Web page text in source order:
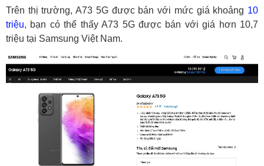
Trên thị trường, A73 5G được bán với mức giá khoảng 10
triệu, bạn có thể thấy A73 5G được bán với giá hơn 10,7
triệu tại Samsung Việt Nam.